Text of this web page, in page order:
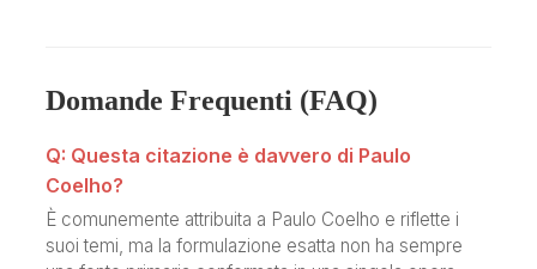
Domande Frequenti (FAQ)
Q: Questa citazione è davvero di Paulo
Coelho?
È comunemente attribuita a Paulo Coelho e riflette i
suoi temi, ma la formulazione esatta non ha sempre